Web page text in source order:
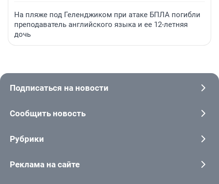
На пляже под Геленджиком при атаке БПЛА погибли
преподаватель английского языка и ее 12-летняя
дочь
Подписаться на новости
Сообщить новость
Рубрики
Реклама на сайте